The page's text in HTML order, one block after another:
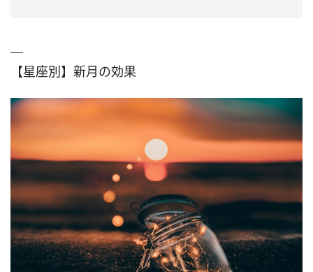
【星座別】新月の効果